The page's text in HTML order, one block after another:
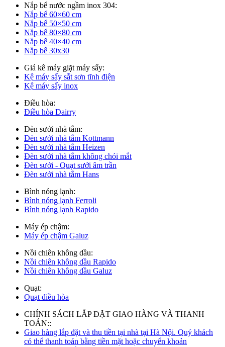
Nắp bể nước ngầm inox 304:
Nắp bể 60×60 cm
Nắp bể 50×50 cm
Nắp bể 80×80 cm
Nắp bể 40×40 cm
Nắp bể 30x30
Giá kê máy giặt máy sấy:
Kệ máy sấy sắt sơn tĩnh điện
Kệ máy sấy inox
Điều hòa:
Điều hòa Dairry
Đèn sưởi nhà tắm:
Đèn sưởi nhà tắm Kottmann
Đèn sưởi nhà tắm Heizen
Đèn sưởi nhà tắm không chói mắt
Đèn sưởi - Quạt sưởi âm trần
Đèn sưởi nhà tắm Hans
Bình nóng lạnh:
Bình nóng lạnh Ferroli
Bình nóng lạnh Rapido
Máy ép chậm:
Máy ép chậm Galuz
Nồi chiên không dầu:
Nồi chiên không dầu Rapido
Nồi chiên không dầu Galuz
Quạt:
Quạt điều hòa
CHÍNH SÁCH LẮP ĐẶT GIAO HÀNG VÀ THANH
TOÁN::
Giao hàng lắp đặt và thu tiền tại nhà tại Hà Nội. Quý khách
có thể thanh toán bằng tiền mặt hoặc chuyển khoản